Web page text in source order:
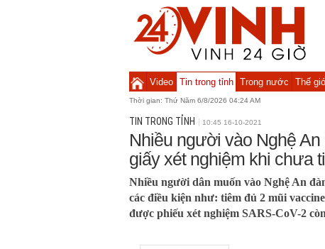
Video Tin trong tỉnh Trong nước Thế
Thời gian: Thứ Năm 6/8/2026 04:24 AM
TIN TRONG TỈNH 10:45 16-10-2021
Nhiều người vào Nghệ
giấy xét nghiệm khi chưa
Nhiều người dân muốn vào Nghệ An
các điều kiện như: tiêm đủ 2 mũi
được phiếu xét nghiệm SARS-CoV-2